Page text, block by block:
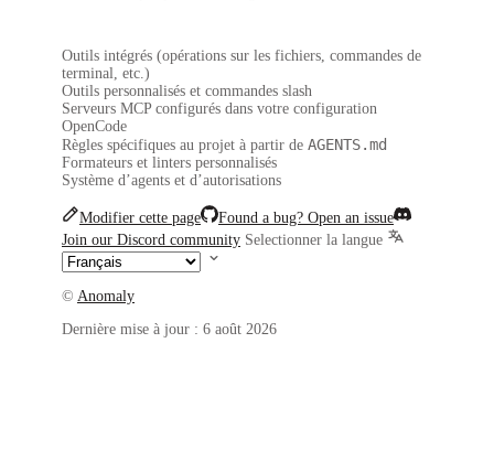
Outils intégrés (opérations sur les fichiers, commandes de
terminal, etc.)
Outils personnalisés et commandes slash
Serveurs MCP configurés dans votre configuration
OpenCode
Règles spécifiques au projet à partir de AGENTS.md
Formateurs et linters personnalisés
Système d’agents et d’autorisations
Modifier cette page
Found a bug? Open an issue
Join our Discord community Selectionner la langue
© Anomaly
Dernière mise à jour : 6 août 2026